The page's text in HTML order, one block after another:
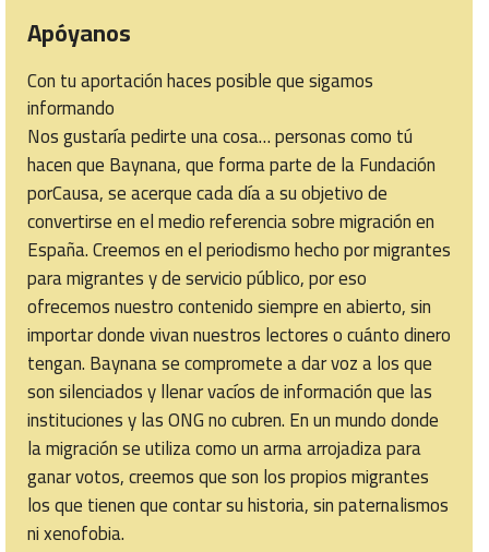
Apóyanos
Con tu aportación haces posible que sigamos
informando
Nos gustaría pedirte una cosa… personas como tú
hacen que Baynana, que forma parte de la Fundación
porCausa, se acerque cada día a su objetivo de
convertirse en el medio referencia sobre migración en
España. Creemos en el periodismo hecho por migrantes
para migrantes y de servicio público, por eso
ofrecemos nuestro contenido siempre en abierto, sin
importar donde vivan nuestros lectores o cuánto dinero
tengan. Baynana se compromete a dar voz a los que
son silenciados y llenar vacíos de información que las
instituciones y las ONG no cubren. En un mundo donde
la migración se utiliza como un arma arrojadiza para
ganar votos, creemos que son los propios migrantes
los que tienen que contar su historia, sin paternalismos
ni xenofobia.